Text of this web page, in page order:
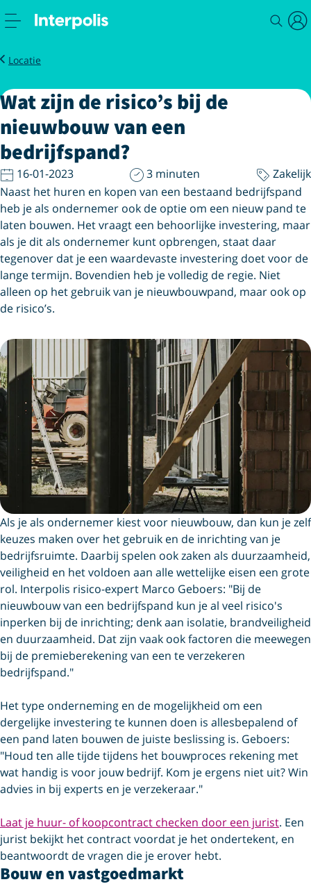
Zakelijk
Magazine
Locatie
Wat zijn de risico’s bij de nieuwbouw van een bedrijfspand?
Wat zijn de risico’s bij de
nieuwbouw van een
bedrijfspand?
16-01-2023 3 minuten
Zakelijk
Naast het huren en kopen van een bestaand bedrijfspand
heb je als ondernemer ook de optie om een nieuw pand te
laten bouwen. Het vraagt een behoorlijke investering, maar
als je dit als ondernemer kunt opbrengen, staat daar
tegenover dat je een waardevaste investering doet voor de
lange termijn. Bovendien heb je volledig de regie. Niet
alleen op het gebruik van je nieuwbouwpand, maar ook op
de risico’s.
Als je als ondernemer kiest voor nieuwbouw, dan kun je zelf
keuzes maken over het gebruik en de inrichting van je
bedrijfsruimte. Daarbij spelen ook zaken als duurzaamheid,
veiligheid en het voldoen aan alle wettelijke eisen een grote
rol. Interpolis risico-expert Marco Geboers: "Bij de
nieuwbouw van een bedrijfspand kun je al veel risico's
inperken bij de inrichting; denk aan isolatie, brandveiligheid
en duurzaamheid. Dat zijn vaak ook factoren die meewegen
bij de premieberekening van een te verzekeren
bedrijfspand."
Het type onderneming en de mogelijkheid om een
dergelijke investering te kunnen doen is allesbepalend of
een pand laten bouwen de juiste beslissing is. Geboers:
"Houd ten alle tijde tijdens het bouwproces rekening met
wat handig is voor jouw bedrijf. Kom je ergens niet uit? Win
advies in bij experts en je verzekeraar."
Laat je huur- of koopcontract checken door een jurist. Een
jurist bekijkt het contract voordat je het ondertekent, en
beantwoordt de vragen die je erover hebt.
Bouw en vastgoedmarkt